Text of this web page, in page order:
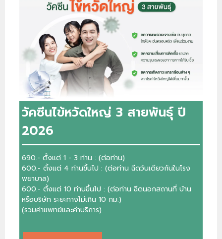
วัคซีนไข้หวัดใหญ่ 3 สายพันธุ์ ปี
2026
690.- ตั้งแต่ 1 - 3 ท่าน : (ต่อท่าน)
600.- ตั้งแต่ 4 ท่านขึ้นไป : (ต่อท่าน ฉีดวันเดียวกันในโรง
พยาบาล)
600.- ตั้งแต่ 10 ท่านขึ้นไป : (ต่อท่าน ฉีดนอกสถานที่ บ้าน
หรือบริษัท ระยะทางไม่เกิน 10 กม.)
(รวมค่าแพทย์และค่าบริการ)